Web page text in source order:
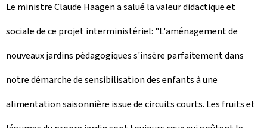
Le ministre Claude Haagen a salué la valeur didactique et
sociale de ce projet interministériel: "L'aménagement de
nouveaux jardins pédagogiques s'insère parfaitement dans
notre démarche de sensibilisation des enfants à une
alimentation saisonnière issue de circuits courts. Les fruits et